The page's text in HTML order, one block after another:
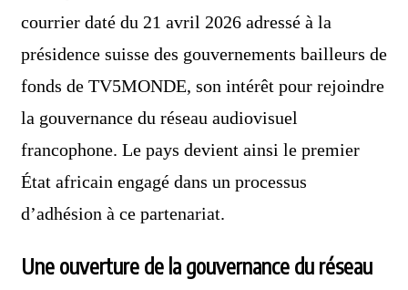
courrier daté du 21 avril 2026 adressé à la
présidence suisse des gouvernements bailleurs de
fonds de TV5MONDE, son intérêt pour rejoindre
la gouvernance du réseau audiovisuel
francophone. Le pays devient ainsi le premier
État africain engagé dans un processus
d’adhésion à ce partenariat.
Une ouverture de la gouvernance du réseau